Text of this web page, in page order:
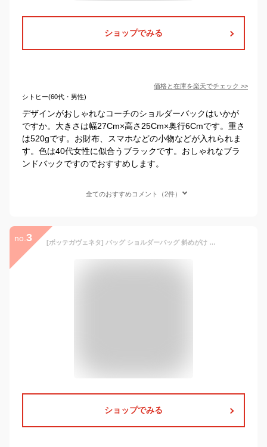
ショップでみる
価格と在庫を楽天でチェック >>
シトヒー(60代・男性)
デザインがおしゃれなコーチのショルダーバックはいかが
ですか。大きさは幅27Cm×高さ25Cm×奥行6Cmです。重さ
は520gです。お財布、スマホなどの小物などが入れられま
す。色は40代女性に似合うブラックです。おしゃれなブラ
ンドバックですのでおすすめします。
全てのおすすめコメント（2件）
no. 3 [ボッテガヴェネタ] バッグ ショルダーバッグ 斜めがけ アウトレット 586948 [並行輸入品]
ショップでみる